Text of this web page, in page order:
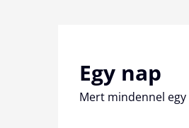
Egy nap
Mert mindennel